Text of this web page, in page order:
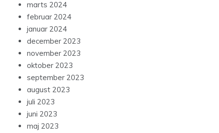
marts 2024
februar 2024
januar 2024
december 2023
november 2023
oktober 2023
september 2023
august 2023
juli 2023
juni 2023
maj 2023